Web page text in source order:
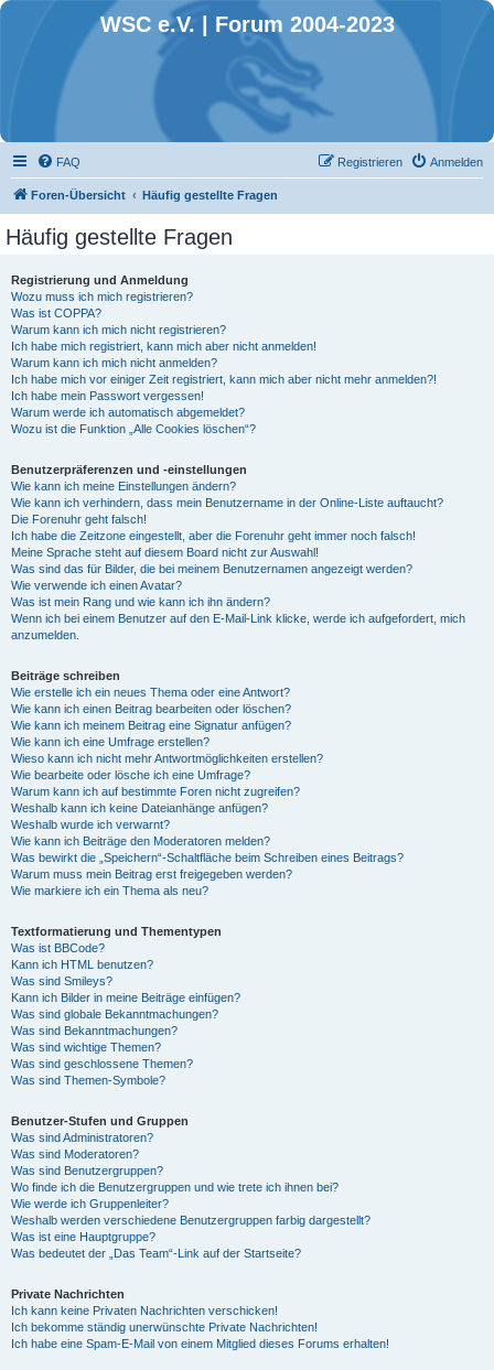
WSC e.V. | Forum 2004-2023
FAQ Anmelden
Registrieren
Foren-Übersicht Häufig gestellte Fragen
Häufig gestellte Fragen
Registrierung und Anmeldung
Wozu muss ich mich registrieren?
Was ist COPPA?
Warum kann ich mich nicht registrieren?
Ich habe mich registriert, kann mich aber nicht anmelden!
Warum kann ich mich nicht anmelden?
Ich habe mich vor einiger Zeit registriert, kann mich aber nicht mehr anmelden?!
Ich habe mein Passwort vergessen!
Warum werde ich automatisch abgemeldet?
Wozu ist die Funktion „Alle Cookies löschen“?
Benutzerpräferenzen und -einstellungen
Wie kann ich meine Einstellungen ändern?
Wie kann ich verhindern, dass mein Benutzername in der Online-Liste auftaucht?
Die Forenuhr geht falsch!
Ich habe die Zeitzone eingestellt, aber die Forenuhr geht immer noch falsch!
Meine Sprache steht auf diesem Board nicht zur Auswahl!
Was sind das für Bilder, die bei meinem Benutzernamen angezeigt werden?
Wie verwende ich einen Avatar?
Was ist mein Rang und wie kann ich ihn ändern?
Wenn ich bei einem Benutzer auf den E-Mail-Link klicke, werde ich aufgefordert, mich
anzumelden.
Beiträge schreiben
Wie erstelle ich ein neues Thema oder eine Antwort?
Wie kann ich einen Beitrag bearbeiten oder löschen?
Wie kann ich meinem Beitrag eine Signatur anfügen?
Wie kann ich eine Umfrage erstellen?
Wieso kann ich nicht mehr Antwortmöglichkeiten erstellen?
Wie bearbeite oder lösche ich eine Umfrage?
Warum kann ich auf bestimmte Foren nicht zugreifen?
Weshalb kann ich keine Dateianhänge anfügen?
Weshalb wurde ich verwarnt?
Wie kann ich Beiträge den Moderatoren melden?
Was bewirkt die „Speichern“-Schaltfläche beim Schreiben eines Beitrags?
Warum muss mein Beitrag erst freigegeben werden?
Wie markiere ich ein Thema als neu?
Textformatierung und Thementypen
Was ist BBCode?
Kann ich HTML benutzen?
Was sind Smileys?
Kann ich Bilder in meine Beiträge einfügen?
Was sind globale Bekanntmachungen?
Was sind Bekanntmachungen?
Was sind wichtige Themen?
Was sind geschlossene Themen?
Was sind Themen-Symbole?
Benutzer-Stufen und Gruppen
Was sind Administratoren?
Was sind Moderatoren?
Was sind Benutzergruppen?
Wo finde ich die Benutzergruppen und wie trete ich ihnen bei?
Wie werde ich Gruppenleiter?
Weshalb werden verschiedene Benutzergruppen farbig dargestellt?
Was ist eine Hauptgruppe?
Was bedeutet der „Das Team“-Link auf der Startseite?
Private Nachrichten
Ich kann keine Privaten Nachrichten verschicken!
Ich bekomme ständig unerwünschte Private Nachrichten!
Ich habe eine Spam-E-Mail von einem Mitglied dieses Forums erhalten!